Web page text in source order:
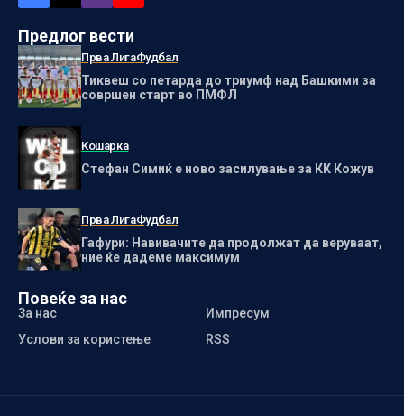
Предлог вести
Прва ЛигаФудбал
Тиквеш со петарда до триумф над Башкими за
совршен старт во ПМФЛ
Кошарка
Стефан Симиќ е ново засилување за КК Кожув
Прва ЛигаФудбал
Гафури: Навивачите да продолжат да веруваат,
ние ќе дадеме максимум
Повеќе за нас
За нас
Импресум
Услови за користење
RSS